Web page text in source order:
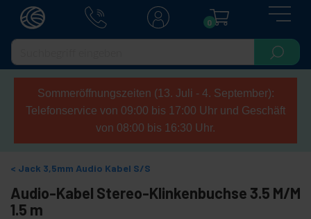
0
Sommeröffnungszeiten (13. Juli - 4. September):
Telefonservice von 09:00 bis 17:00 Uhr und Geschäft
von 08:00 bis 16:30 Uhr.
Jack 3,5mm Audio Kabel S/S
Audio-Kabel Stereo-Klinkenbuchse 3.5 M/M
1.5 m